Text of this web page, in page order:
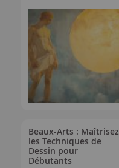
Beaux-Arts : Maîtrisez
les Techniques de
Dessin pour
Débutants